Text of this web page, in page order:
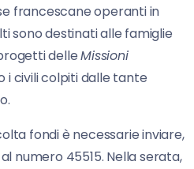
francescane operanti in
sono destinati alle famiglie
delleMissioni
i civili colpiti dalle tante
fondi è necessarie inviare,
numero 45515. Nella serata,